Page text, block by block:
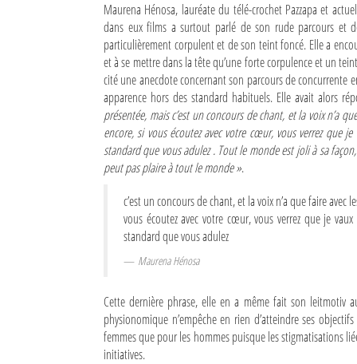
Diego Suarez Pratique
Les Petites Annonces
La Tribune de Diego en PDF
Maurena Hénosa, lauréate du télé-crochet Pazzapa et
dans eux films a surtout parlé de son rude parcours et
particulièrement corpulent et de son teint foncé. Elle a
et à se mettre dans la tête qu’une forte corpulence et un
cité une anecdote concernant son parcours de concurrente
apparence hors des standard habituels. Elle avait alors
présentée, mais c’est un concours de chant, et la voix n’a
encore, si vous écoutez avec votre cœur, vous verrez que
standard que vous adulez . Tout le monde est joli à sa
peut pas plaire à tout le monde ».
c’est un concours de chant, et la voix n’a que faire
vous écoutez avec votre cœur, vous verrez que je
standard que vous adulez
Maurena Hénosa
Cette dernière phrase, elle en a même fait son leitmotiv
physionomique n’empêche en rien d’atteindre ses
femmes que pour les hommes puisque les stigmatisations
initiatives.